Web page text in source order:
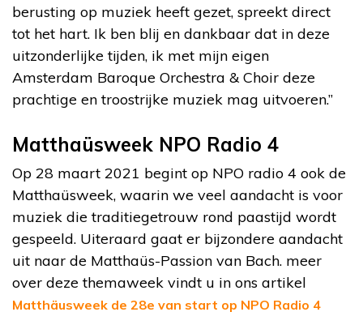
berusting op muziek heeft gezet, spreekt direct
tot het hart. Ik ben blij en dankbaar dat in deze
uitzonderlijke tijden, ik met mijn eigen
Amsterdam Baroque Orchestra & Choir deze
prachtige en troostrijke muziek mag uitvoeren.”
Matthaüsweek NPO Radio 4
Op 28 maart 2021 begint op NPO radio 4 ook de
Matthaüsweek, waarin we veel aandacht is voor
muziek die traditiegetrouw rond paastijd wordt
gespeeld. Uiteraard gaat er bijzondere aandacht
uit naar de Matthaüs-Passion van Bach. meer
over deze themaweek vindt u in ons artikel
Matthäusweek de 28e van start op NPO Radio 4